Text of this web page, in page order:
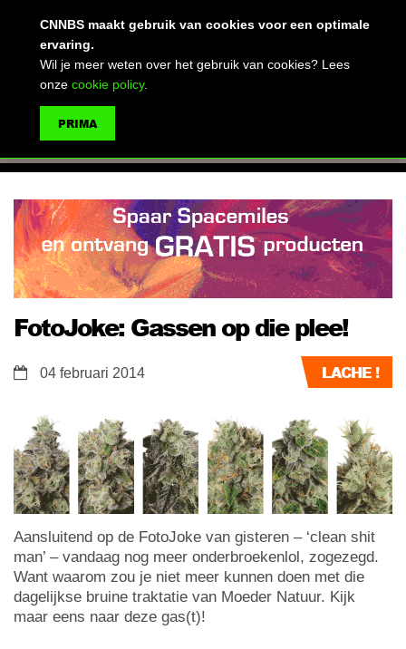
FotoJoke: Gassen op die plee!
LACHE !
04 februari 2014
Aansluitend op de FotoJoke van gisteren – ‘clean shit
man’ – vandaag nog meer onderbroekenlol, zogezegd.
Want waarom zou je niet meer kunnen doen met die
dagelijkse bruine traktatie van Moeder Natuur. Kijk
maar eens naar deze gas(t)!
CNNBS maakt gebruik van cookies voor een optimale
ervaring.
Wil je meer weten over het gebruik van cookies? Lees
onze cookie policy.
PRIMA